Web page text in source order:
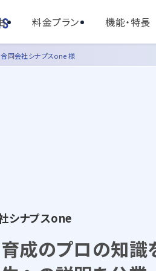
料金プラン 機能・特長
合同会社シナプスone 様
シナプスone
成のプロの知識